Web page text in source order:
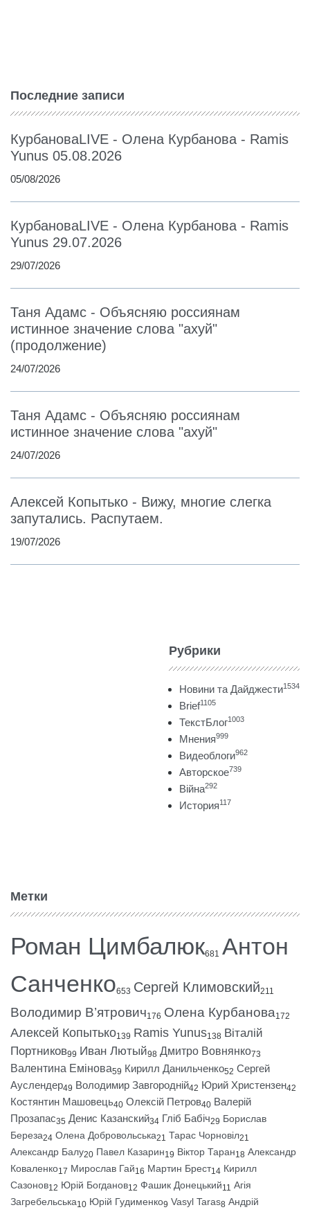
Последние записи
КурбановаLIVE - Олена Курбанова - Ramis
Yunus 05.08.2026
05/08/2026
КурбановаLIVE - Олена Курбанова - Ramis
Yunus 29.07.2026
29/07/2026
Таня Адамс - Объясняю россиянам
истинное значение слова "ахуй"
(продолжение)
24/07/2026
Таня Адамс - Объясняю россиянам
истинное значение слова "ахуй"
24/07/2026
Алексей Копытько - Вижу, многие слегка
запутались. Распутаем.
19/07/2026
Рубрики
Новини та Дайджести1534
Brief1105
ТекстБлог1003
Мнения999
Видеоблоги962
Авторское739
Війна292
История117
Метки
Роман Цимбалюк681 Антон
Санченко653 Сергей Климовский211
Володимир В’ятрович176 Олена Курбанова172
Алексей Копытько139 Ramis Yunus138 Віталій
Портников99 Иван Лютый98 Дмитро Вовнянко73
Валентина Емінова59 Кирилл Данильченко52 Сергей
Ауслендер49 Володимир Завгородній42 Юрий Христензен42
Костянтин Машовець40 Олексій Петров40 Валерій
Прозапас35 Денис Казанский34 Гліб Бабіч29 Борислав
Береза24 Олена Добровольська21 Тарас Чорновіл21
Александр Балу20 Павел Казарин19 Віктор Таран18 Александр
Коваленко17 Мирослав Гай16 Мартин Брест14 Кирилл
Сазонов12 Юрій Богданов12 Фашик Донецький11 Агія
Загребельська10 Юрій Гудименко9 Vasyl Taras8 Андрій